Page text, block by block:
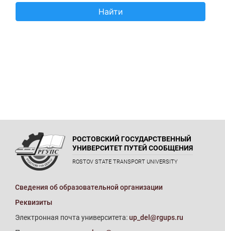
РОСТОВСКИЙ ГОСУДАРСТВЕННЫЙ
УНИВЕРСИТЕТ ПУТЕЙ СООБЩЕНИЯ
ROSTOV STATE TRANSPORT UNIVERSITY
Сведения об образовательной организации
Реквизиты
Электронная почта университета:up_del@rgups.ru